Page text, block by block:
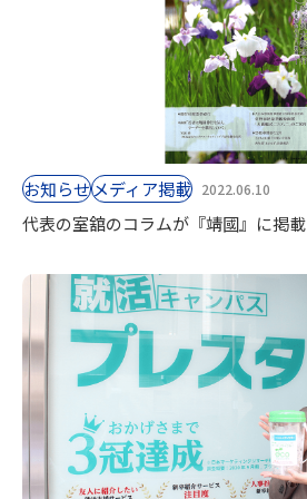
お知らせ⁨⁩メディア掲載 2022.06.10
代表の室舘のコラムが『靖國』に掲載